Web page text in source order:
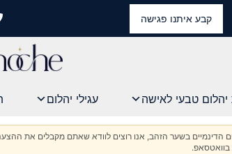
קבע איתנו פגישה
טבעי לאישה עגילי יהלום
הדינמיים בשער הזהב, אנו רוצים לוודא שאתם מקבלים את
בוואטסאפ.